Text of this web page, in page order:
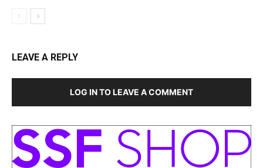
LEAVE A REPLY
LOG IN TO LEAVE A COMMENT